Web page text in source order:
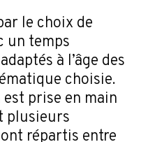
le choix de
un temps
à l’âge des
choisie.
prise en main
plusieurs
répartis entre